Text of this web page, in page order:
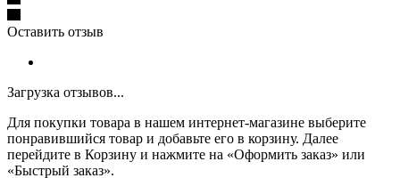
Оставить отзыв
Загрузка отзывов...
Для покупки товара в нашем интернет-магазине выберите
понравившийся товар и добавьте его в корзину. Далее
перейдите в Корзину и нажмите на «Оформить заказ» или
«Быстрый заказ».